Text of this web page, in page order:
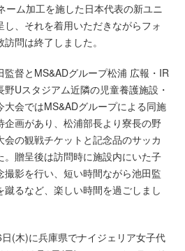
ーム加工を施した日本代表の新ユニ
、それを着用いただきながらフォ
問は終了しました。
督とMS&ADグループ松浦 広報・IR
Uスタジアム近隣の児童養護施設・
会ではMS&ADグループによる同施
企画があり、松浦部長より寮長の野
の観戦チケットと記念品のサッカ
。贈呈後は訪問時に施設内にいた子
撮影を行い、短い時間ながら池田監
るなど、楽しい時間を過ごしまし
(木)に兵庫県でナイジェリア女子代